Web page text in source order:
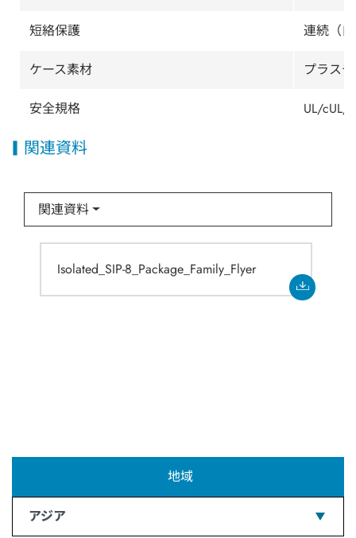
短絡保護 連続（
ケース素材 プラス
安全規格 UL/cUL/
関連資料
関連資料
Isolated_SIP-8_Package_Family_Flyer
地域
アジア